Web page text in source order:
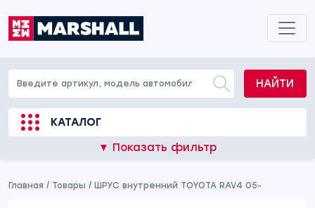
НАЙТИ
КАТАЛОГ
▼ Показать фильтр
Главная / Товары / ШРУС внутренний TOYOTA RAV4 05-